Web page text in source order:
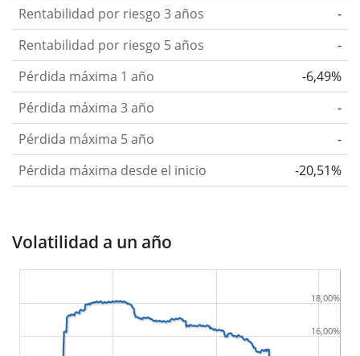
Rentabilidad por riesgo 3 años
-
Rentabilidad por riesgo 5 años
-
Pérdida máxima 1 año
-6,49%
Pérdida máxima 3 año
-
Pérdida máxima 5 año
-
Pérdida máxima desde el inicio
-20,51%
Volatilidad a un año
16,00%
18,00%